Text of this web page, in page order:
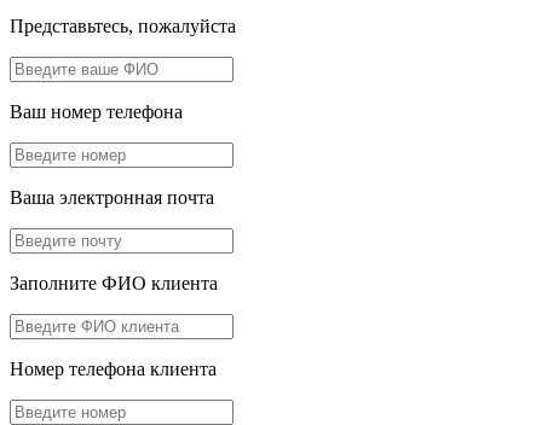
Представьтесь, пожалуйста
Ваш номер телефона
Ваша электронная почта
Заполните ФИО клиента
Номер телефона клиента